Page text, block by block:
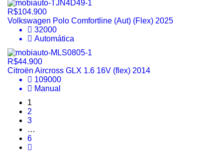
R$104.900
Volkswagen Polo Comfortline (Aut) (Flex) 2025
32000
Automática
R$44.900
Citroën Aircross GLX 1.6 16V (flex) 2014
109000
Manual
1
2
3
…
6